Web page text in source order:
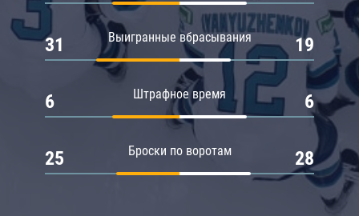
Выигранные вбрасывания
31 19
Штрафное время
6 6
Броски по воротам
25 28